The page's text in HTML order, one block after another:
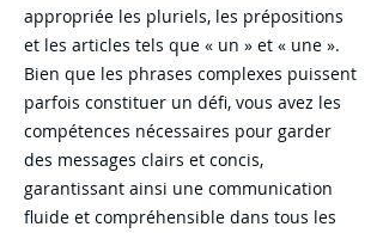
appropriée les pluriels, les prépositions
et les articles tels que « un » et « une ».
Bien que les phrases complexes puissent
parfois constituer un défi, vous avez les
compétences nécessaires pour garder
des messages clairs et concis,
garantissant ainsi une communication
fluide et compréhensible dans tous les